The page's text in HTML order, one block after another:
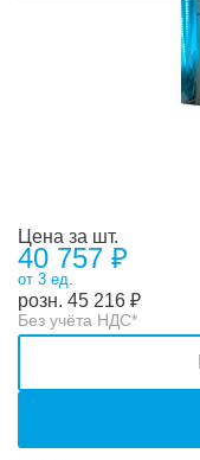
Цена за шт.
40 757 ₽
от 3 ед.
розн. 45 216 ₽
Без учёта НДС*